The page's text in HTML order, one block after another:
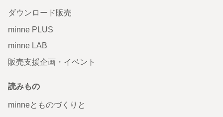
ダウンロード販売
minne PLUS
minne LAB
販売支援企画・イベント
読みもの
minneとものづくりと